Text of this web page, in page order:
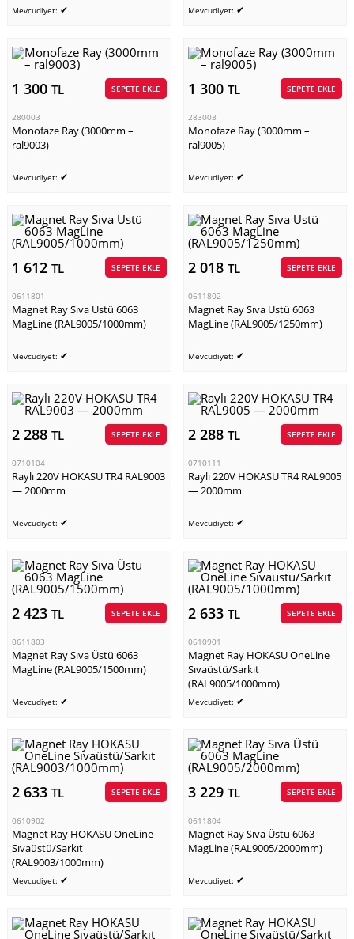
Mevcudiyet: ✔ Mevcudiyet: ✔
1 300 TL SEPETE EKLE
280003
Monofaze Ray (3000mm –
ral9003)
Mevcudiyet: ✔
1 300 TL SEPETE EKLE
283003
Monofaze Ray (3000mm –
ral9005)
Mevcudiyet: ✔
1 612 TL SEPETE EKLE
0611801
Magnet Ray Sıva Üstü 6063
MagLine (RAL9005/1000mm)
Mevcudiyet: ✔
2 018 TL SEPETE EKLE
0611802
Magnet Ray Sıva Üstü 6063
MagLine (RAL9005/1250mm)
Mevcudiyet: ✔
2 288 TL SEPETE EKLE
0710104
Raylı 220V HOKASU TR4 RAL9003
— 2000mm
Mevcudiyet: ✔
2 288 TL SEPETE EKLE
0710111
Raylı 220V HOKASU TR4 RAL9005
— 2000mm
Mevcudiyet: ✔
2 423 TL SEPETE EKLE
0611803
Magnet Ray Sıva Üstü 6063
MagLine (RAL9005/1500mm)
Mevcudiyet: ✔
2 633 TL SEPETE EKLE
0610901
Magnet Ray HOKASU OneLine
Sıvaüstü/Sarkıt
(RAL9005/1000mm)
Mevcudiyet: ✔
2 633 TL SEPETE EKLE
0610902
Magnet Ray HOKASU OneLine
Sıvaüstü/Sarkıt
(RAL9003/1000mm)
Mevcudiyet: ✔
3 229 TL SEPETE EKLE
0611804
Magnet Ray Sıva Üstü 6063
MagLine (RAL9005/2000mm)
Mevcudiyet: ✔